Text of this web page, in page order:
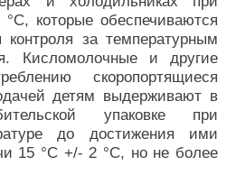
которые обеспечиваются
за температурным
Кисломолочные и другие
скоропортящиеся
детям выдерживают в
упаковке при
до достижения ими
15 °C +/- 2 °C, но не более